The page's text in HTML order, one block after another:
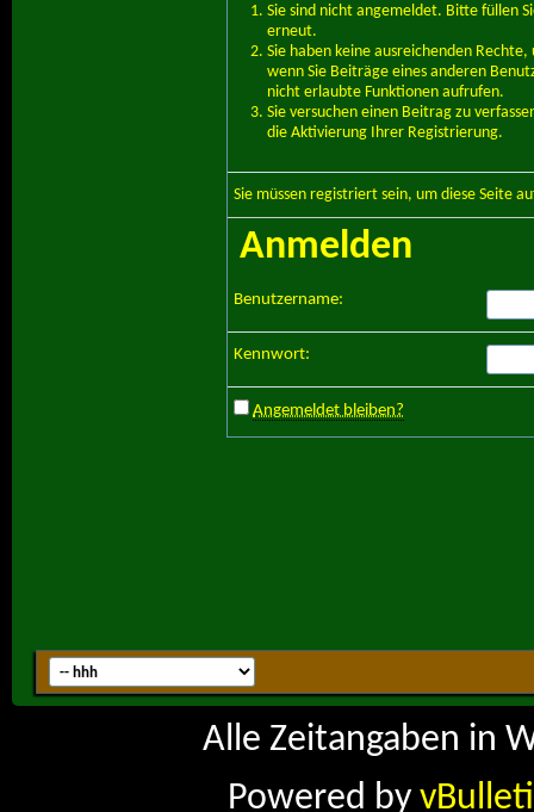
Sie sind nicht angemeldet. Bitte füllen
erneut.
Sie haben keine ausreichenden
wenn Sie Beiträge eines anderen
nicht erlaubte Funktionen aufrufen.
Sie versuchen einen Beitrag zu
die Aktivierung Ihrer Registrierung.
Sie müssen registriert sein, um diese Seite
Anmelden
Benutzername:
Kennwort:
Angemeldet bleiben?
Alle Zeitangaben in
Powered by